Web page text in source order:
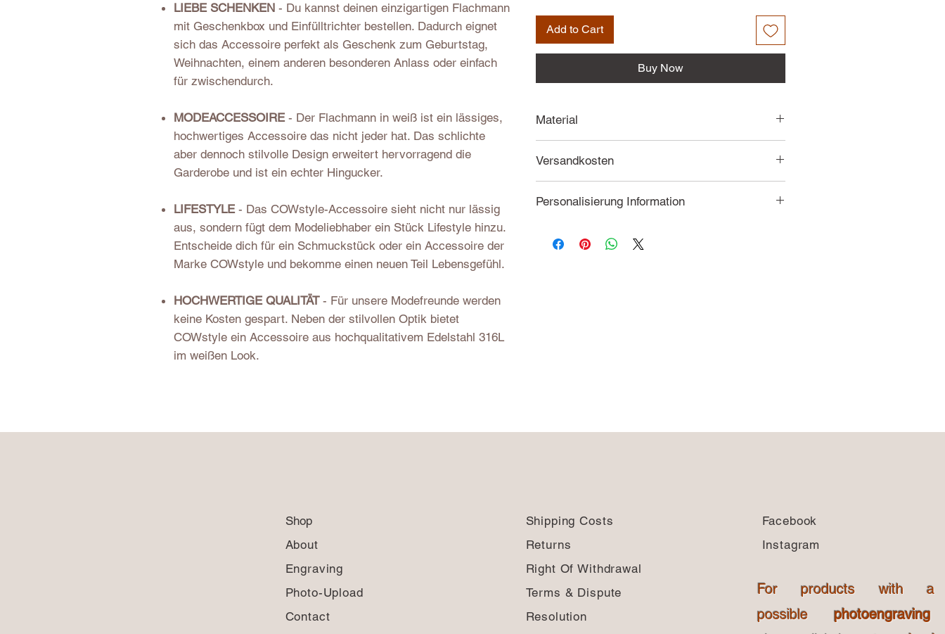
LIEBE SCHENKEN - Du kannst deinen einzigartigen Flachmann
mit Geschenkbox und Einfülltrichter bestellen. Dadurch eignet
sich das Accessoire perfekt als Geschenk zum Geburtstag,
Weihnachten, einem anderen besonderen Anlass oder einfach
für zwischendurch.
MODEACCESSOIRE- Der Flachmann in weiß ist ein lässiges,
hochwertiges Accessoire das nicht jeder hat. Das schlichte
aber dennoch stilvolle Design erweitert hervorragend die
Garderobe und ist ein echter Hingucker.
LIFESTYLE- Das COWstyle-Accessoire sieht nicht nur lässig
aus, sondern fügt dem Modeliebhaber ein Stück Lifestyle hinzu.
Entscheide dich für ein Schmuckstück oder ein Accessoire der
Marke COWstyle und bekomme einen neuen Teil Lebensgefühl.
HOCHWERTIGE QUALITÄT- Für unsere Modefreunde werden
keine Kosten gespart. Neben der stilvollen Optik bietet
COWstyle ein Accessoire aus hochqualitativem Edelstahl 316L
im weißen Look.
Add to Cart
Buy Now
Material
Versandkosten
Personalisierung Information
individuellen Wünschen und mit viel Liebe zum
For products with a
possible photoengraving
Shop
About
Engraving
Photo-Upload
Contact
Shipping Costs
Returns
Right Of Withdrawal
Terms & Dispute
Resolution
Facebook
Instagram